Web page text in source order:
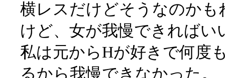
横レスだけどそうなのかも
けど、女が我慢できればい
私は元からHが好きで何度
るから我慢できなかった。